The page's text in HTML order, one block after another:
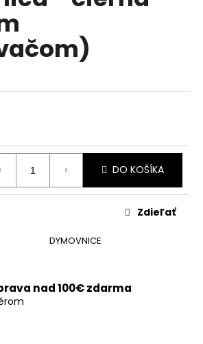
DO KOŠÍKA
DYMOVNICE
Zdieľať
nad 100€ zdarma